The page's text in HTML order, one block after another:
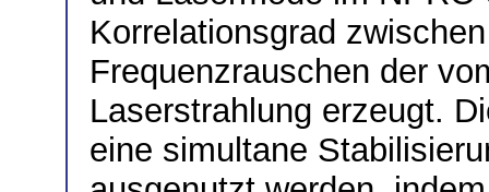
Korrelationsgrad
Frequenzrauschen der
Laserstrahlung erzeugt.
eine simultane